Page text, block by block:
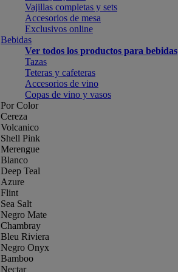
Vajillas completas y sets
Accesorios de mesa
Exclusivos online
Bebidas
Ver todos los productos para bebidas
Tazas
Teteras y cafeteras
Accesorios de vino
Copas de vino y vasos
Por Color
Cereza
Volcanico
Shell Pink
Merengue
Blanco
Deep Teal
Azure
Flint
Sea Salt
Negro Mate
Chambray
Bleu Riviera
Negro Onyx
Bamboo
Nectar